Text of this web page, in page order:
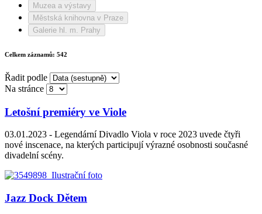
Muzea a výstavy
Městská knihovna v Praze
Galerie hl. m. Prahy
Celkem záznamů: 542
Řadit podle
Na stránce
Letošní premiéry ve Viole
03.01.2023 - Legendární Divadlo Viola v roce 2023 uvede čtyři
nové inscenace, na kterých participují výrazné osobnosti současné
divadelní scény.
Jazz Dock Dětem